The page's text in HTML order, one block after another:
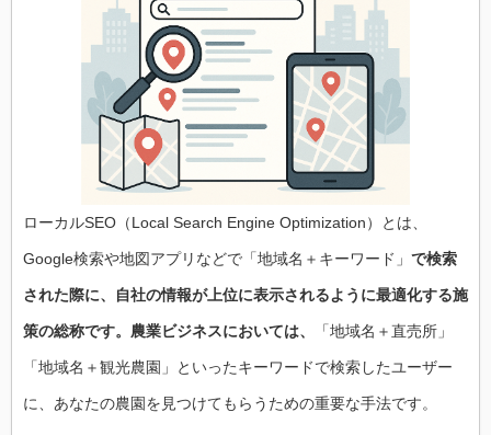
ローカルSEO（Local Search Engine Optimization）とは、
Google検索や地図アプリなどで「地域名＋キーワード」 で検索
された際に、自社の情報が上位に表示されるように最適化する施
策の総称です。農業ビジネスにおいては、 「地域名＋直売所」
「地域名＋観光農園」といったキーワードで検索したユーザー
に、あなたの農園を見つけてもらうための重要な手法です。